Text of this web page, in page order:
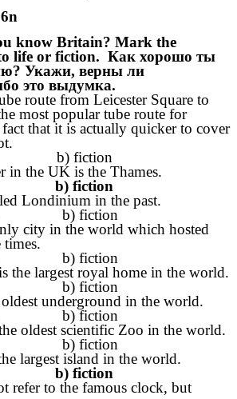
know Britain? Mark the
life or fiction. Как хорошо ты
Укажи, верны ли
это выдумка.
route from Leicester Square to
most popular tube route for
that it is actually quicker to cover
fiction
in the UK is the Thames.
factb) fiction
Londinium in the past.
fiction
city in the world which hosted
times.
b) fiction
the largest royal home in the world.
fiction
underground in the world.
fiction
oldest scientific Zoo in the world.
fiction
largest island in the world.
factb) fiction
refer to the famous clock, but